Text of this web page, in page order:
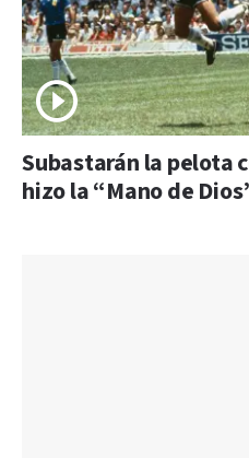
Subastarán la pelota
hizo la “Mano de